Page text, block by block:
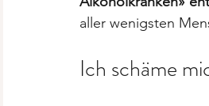
aller wenigsten
Ich schäme